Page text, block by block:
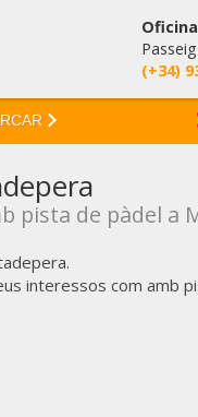
(+34)
pista de pàdel a
interessos com amb